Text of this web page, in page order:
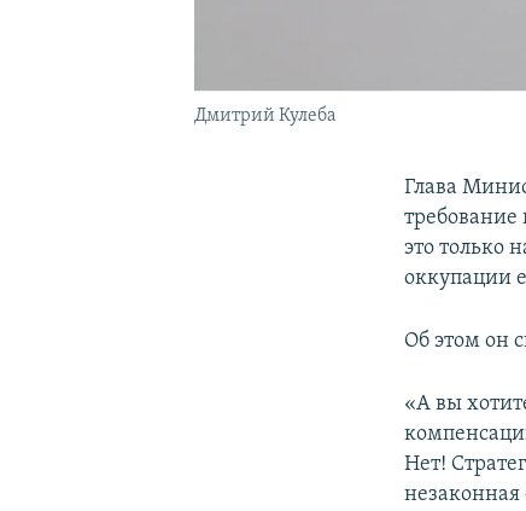
Дмитрий Кулеба
Глава
это только
оккупации
Об этом он
«А вы
Нет!
незаконная